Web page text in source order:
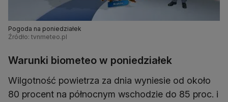
Pogoda na poniedziałek
Źródło: tvnmeteo.pl
Warunki biometeo w poniedziałek
Wilgotność powietrza za dnia wyniesie od około
80 procent na północnym wschodzie do 85 proc. i